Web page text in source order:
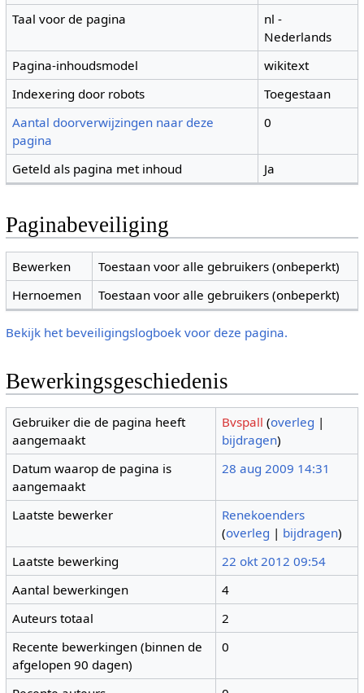
Taal voor de pagina
nl -
Nederlands
Pagina-inhoudsmodel
wikitext
Indexering door robots
Toegestaan
Aantal doorverwijzingen naar deze
pagina
0
Geteld als pagina met inhoud Ja
Paginabeveiliging
Bewerken
Toestaan voor alle gebruikers (onbeperkt)
Hernoemen
Toestaan voor alle gebruikers (onbeperkt)
Bekijk het beveiligingslogboek voor deze pagina.
Bewerkingsgeschiedenis
Gebruiker die de pagina heeft
aangemaakt
Bvspall (overleg |
bijdragen)
Datum waarop de pagina is
aangemaakt
28 aug 2009 14:31
Laatste bewerker
Renekoenders
(overleg | bijdragen)
Laatste bewerking
22 okt 2012 09:54
Aantal bewerkingen
4
Auteurs totaal
2
Recente bewerkingen (binnen de
afgelopen 90 dagen)
0